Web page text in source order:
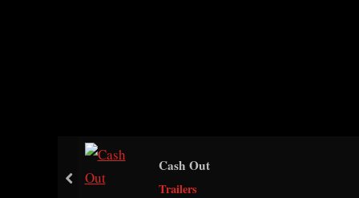
Cash Out
Trailers
prev